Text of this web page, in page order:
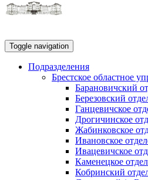
Toggle navigation
Подразделения
Брестское областное
Барановичский
Березовский
Ганцевичское
Дрогичинское
Жабинковское
Ивановское
Ивацевичское
Каменецкое
Кобринский